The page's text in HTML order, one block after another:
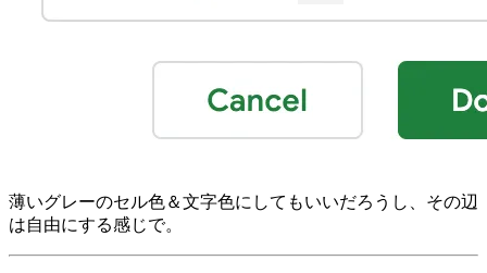
薄いグレーのセル色＆文字色にしてもいいだろうし、その辺
は自由にする感じで。